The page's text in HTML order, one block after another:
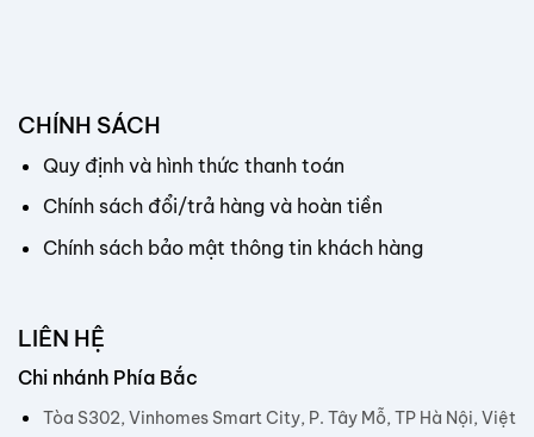
CHÍNH SÁCH
Quy định và hình thức thanh toán
Chính sách đổi/trả hàng và hoàn tiền
Chính sách bảo mật thông tin khách hàng
LIÊN HỆ
Chi nhánh Phía Bắc
Tòa S302, Vinhomes Smart City, P. Tây Mỗ, TP Hà Nội, Việt